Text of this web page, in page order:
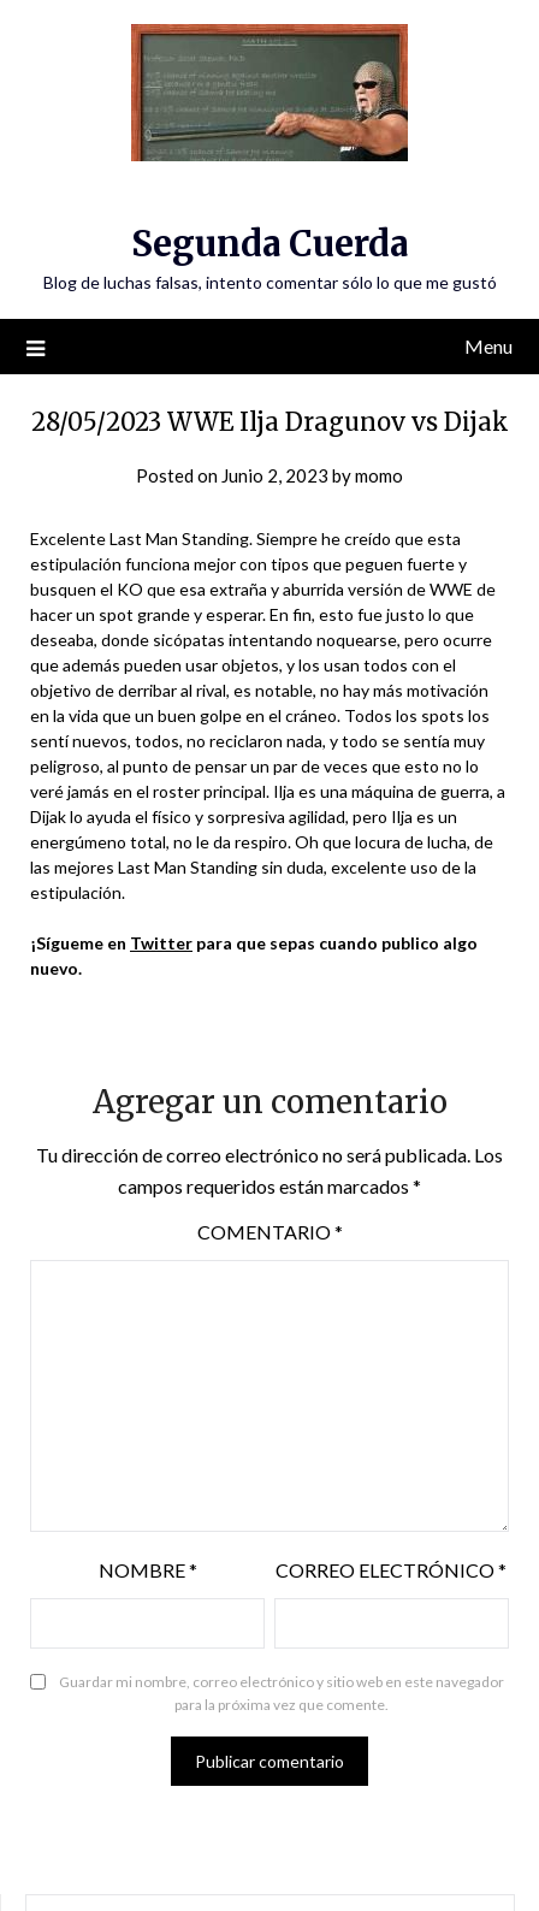
Segunda Cuerda
Blog de luchas falsas, intento comentar sólo lo que me gustó
Menu
28/05/2023 WWE Ilja Dragunov vs Dijak
Posted on Junio 2, 2023 bymomo
Excelente Last Man Standing. Siempre he creído que esta
estipulación funciona mejor con tipos que peguen fuerte y
busquen el KO que esa extraña y aburrida versión de WWE de
hacer un spot grande y esperar. En fin, esto fue justo lo que
deseaba, donde sicópatas intentando noquearse, pero ocurre
que además pueden usar objetos, y los usan todos con el
objetivo de derribar al rival, es notable, no hay más motivación
en la vida que un buen golpe en el cráneo. Todos los spots los
sentí nuevos, todos, no reciclaron nada, y todo se sentía muy
peligroso, al punto de pensar un par de veces que esto no lo
veré jamás en el roster principal. Ilja es una máquina de guerra, a
Dijak lo ayuda el físico y sorpresiva agilidad, pero Ilja es un
energúmeno total, no le da respiro. Oh que locura de lucha, de
las mejores Last Man Standing sin duda, excelente uso de la
estipulación.
¡Sígueme en Twitter para que sepas cuando publico algo
nuevo.
Agregar un comentario
Tu dirección de correo electrónico no será publicada. Los
campos requeridos están marcados *
COMENTARIO*
NOMBRE* CORREO ELECTRÓNICO*
Guardar mi nombre, correo electrónico y sitio web en este navegador
para la próxima vez que comente.